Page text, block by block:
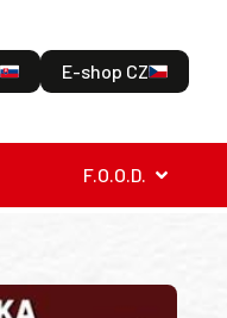
E-shop CZ
F.O.O.D.